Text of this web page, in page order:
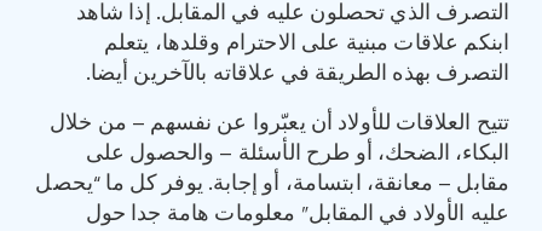
التصرف الذي تحصلون عليه في المقابل. إذا شاهد
ابنكم علاقات مبنية على الاحترام وقلدها، يتعلم
التصرف بهذه الطريقة في علاقاته بالآخرين أيضا.
تتيح العلاقات للأولاد أن يعبّروا عن نفسهم – من خلال
البكاء، الضحك، أو طرح الأسئلة – والحصول على
مقابل – معانقة، ابتسامة، أو إجابة. يوفر كل ما “يحصل
عليه الأولاد في المقابل” معلومات هامة جدا حول